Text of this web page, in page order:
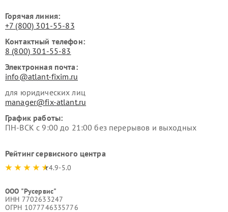
Горячая линия:
+7 (800) 301-55-83
Контактный телефон:
8 (800) 301-55-83
Электронная почта:
info@atlant-fixim.ru
для юридических лиц
manager@fix-atlant.ru
График работы:
ПН-ВСК с 9:00 до 21:00 без перерывов и выходных
Рейтинг сервисного центра
4.9-5.0
ООО "Русервис"
ИНН 7702633247
ОГРН 1077746335776